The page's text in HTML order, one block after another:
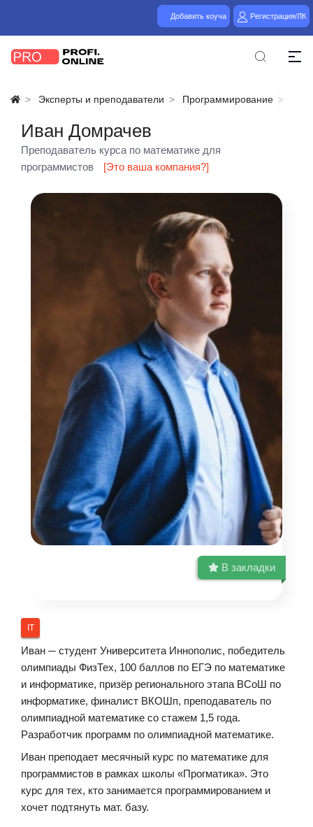
Добавить коуча Регистрация/ЛК
Эксперты и преподаватели Программирование
Иван Домрачев
Преподаватель курса по математике для
программистов
[Это ваша компания?]
В закладки
IT
Иван ─ студент Университета Иннополис, победитель
олимпиады ФизТех, 100 баллов по ЕГЭ по математике
и информатике, призёр регионального этапа ВСоШ по
информатике, финалист ВКОШп, преподаватель по
олимпиадной математике со стажем 1,5 года.
Разработчик программ по олимпиадной математике.
Иван преподает месячный курс по математике для
программистов в рамках школы «Прогматика». Это
курс для тех, кто занимается программированием и
хочет подтянуть мат. базу.